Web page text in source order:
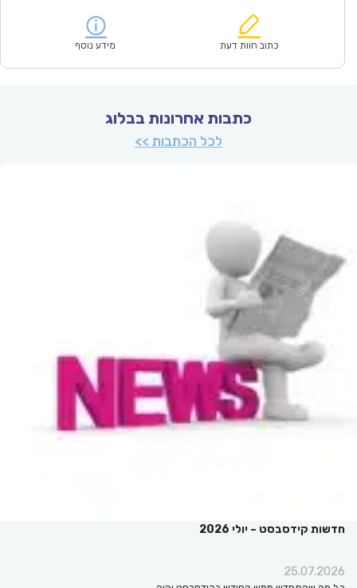
₪53.00.
הוא:
כתוב חוות דעת מידע נוסף
כתבות אחרונות בבלוג
לכל הכתבות >>
חדשות קידסבסט – יולי 2026
25.07.2026